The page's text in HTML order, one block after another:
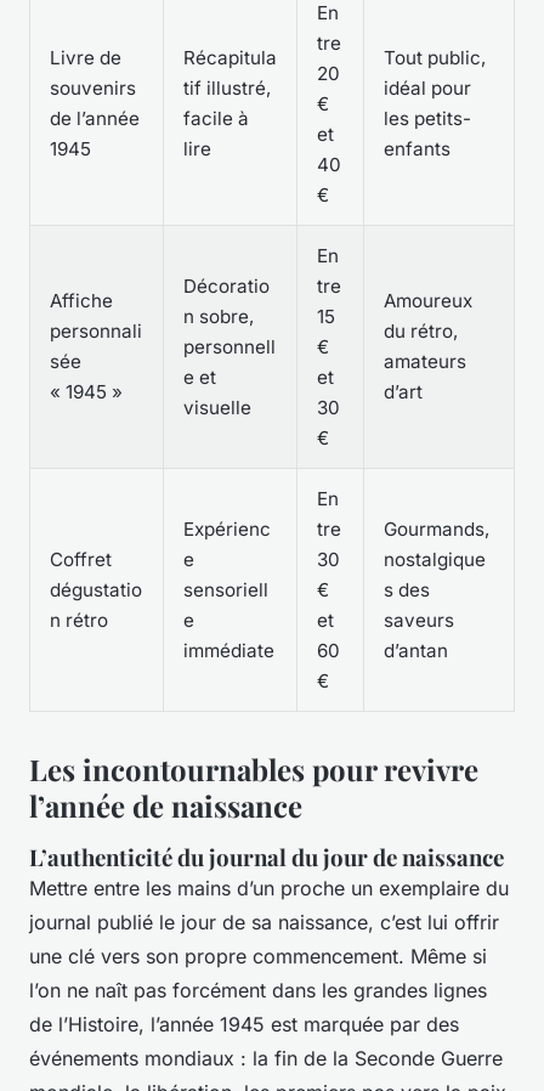
Livre de
souvenirs
de l’année
1945
Récapitula
tif illustré,
facile à
lire
En
tre
20
€
et
40
€
Tout public,
idéal pour
les petits-
enfants
Affiche
personnali
sée
« 1945 »
Décoratio
n sobre,
personnell
e et
visuelle
En
tre
15
€
et
30
€
Amoureux
du rétro,
amateurs
d’art
Coffret
dégustatio
n rétro
Expérienc
e
sensoriell
e
immédiate
En
tre
30
€
et
60
€
Gourmands,
nostalgique
s des
saveurs
d’antan
Les incontournables pour revivre
l’année de naissance
L’authenticité du journal du jour de naissance
Mettre entre les mains d’un proche un exemplaire du
journal publié le jour de sa naissance, c’est lui offrir
une clé vers son propre commencement. Même si
l’on ne naît pas forcément dans les grandes lignes
de l’Histoire, l’année 1945 est marquée par des
événements mondiaux : la fin de la Seconde Guerre